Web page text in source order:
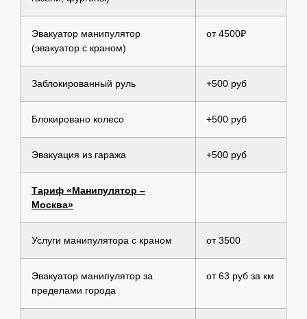
Эвакуатор манипулятор
(эвакуатор с краном)
от 4500₽
Заблокированный руль +500 руб
Блокировано колесо +500 руб
Эвакуация из гаража +500 руб
Тариф «Манипулятор –
Москва»
Услуги манипулятора с краном от 3500
Эвакуатор манипулятор за
пределами города
от 63 руб за км